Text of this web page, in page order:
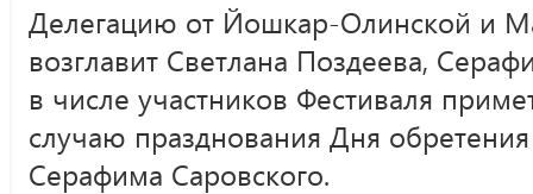
Делегацию от Йошкар-Олинской и
возглавит Светлана Поздеева,
в числе участников Фестиваля
случаю празднования Дня
Серафима Саровского.